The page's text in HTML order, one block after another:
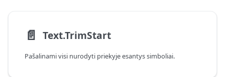
📄️ Text.TrimStart
Pašalinami visi nurodyti priekyje esantys simboliai.